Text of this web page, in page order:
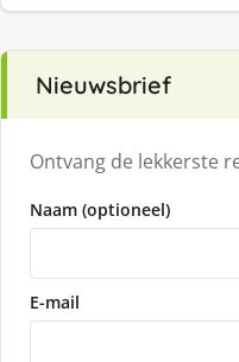
Nieuwsbrief
Ontvang de lekkerste
Naam (optioneel)
E-mail